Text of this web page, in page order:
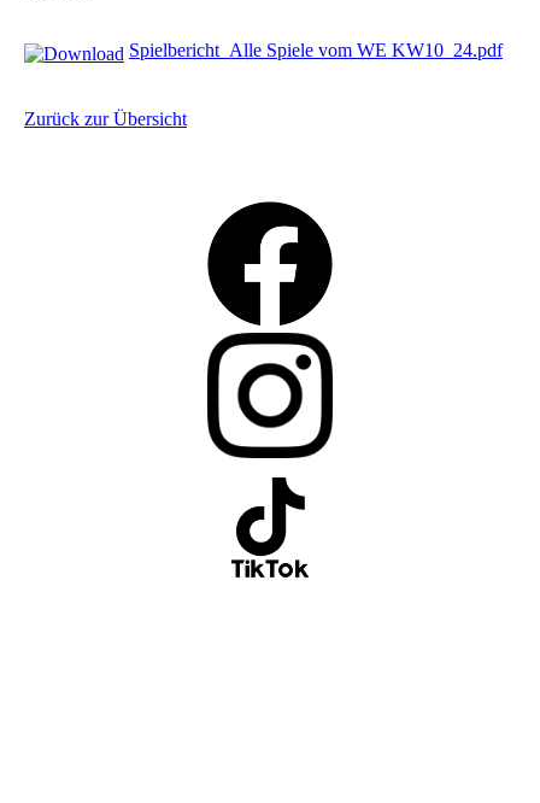
Spielbericht_Alle Spiele vom WE KW10_24.pdf
Zurück zur Übersicht